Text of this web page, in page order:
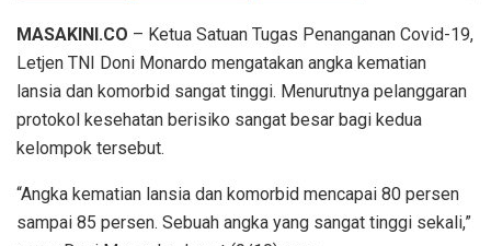
MASAKINI.CO – Ketua Satuan Tugas Penanganan Covid-19,
Letjen TNI Doni Monardo mengatakan angka kematian
lansia dan komorbid sangat tinggi. Menurutnya pelanggaran
protokol kesehatan berisiko sangat besar bagi kedua
kelompok tersebut.
“Angka kematian lansia dan komorbid mencapai 80 persen
sampai 85 persen. Sebuah angka yang sangat tinggi sekali,”